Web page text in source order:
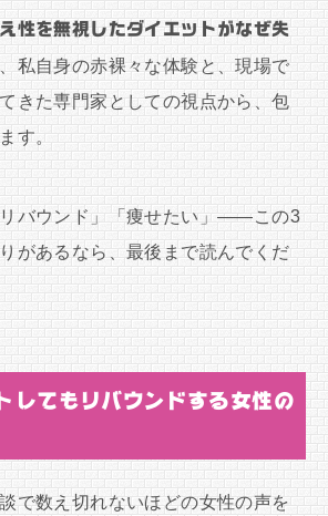
性を無視したダイエットがなぜ失
私自身の赤裸々な体験と、現場で
きた専門家としての視点から、包
す。
リバウンド」「痩せたい」――この3
があるなら、最後まで読んでくだ
してもリバウンドする女性の
で数え切れないほどの女性の声を